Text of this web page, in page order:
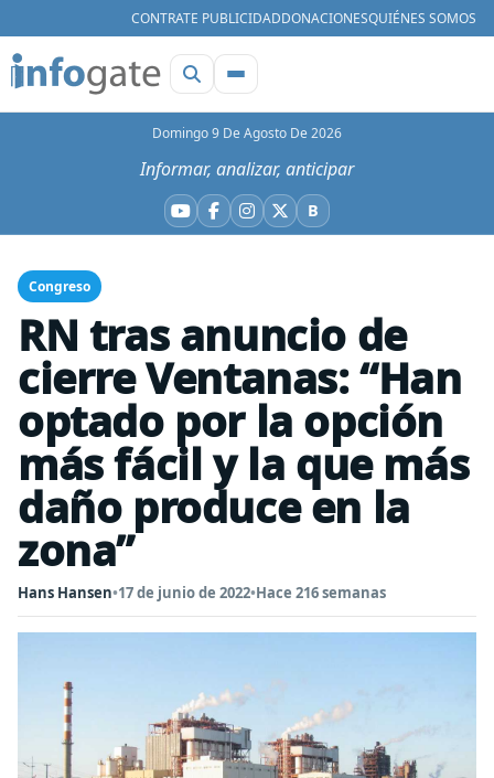
CONTRATE PUBLICIDADDONACIONESQUIÉNES SOMOS
Domingo 9 De Agosto De 2026
Informar, analizar, anticipar
YouTube
Facebook
Instagram
X BBluesky
Congreso
RN tras anuncio de
cierre Ventanas: “Han
optado por la opción
más fácil y la que más
daño produce en la
zona”
Hans Hansen•17 de junio de 2022•Hace 216 semanas